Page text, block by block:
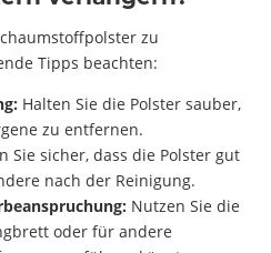
zu
Tipps beachten:
Halten Sie die Polster sauber,
zu entfernen.
Sie sicher, dass die Polster gut
nach der Reinigung.
Nutzen Sie die
oder für andere